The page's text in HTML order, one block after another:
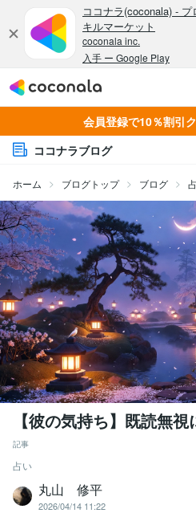
会員登録で10％割引
ココナラブログ
ホーム ブログトップ ブログ
【彼の気持ち】既読無
記事
占い
丸山 修平
2026/04/14 11:22